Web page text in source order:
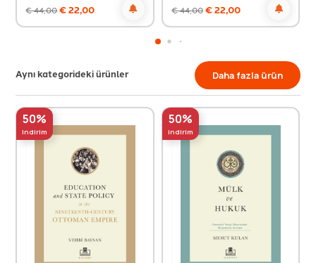
€44,00€22,00 €44,00€22,00
Aynı kategorideki ürünler Daha fazla ürün
50%
indirim
50%
indirim